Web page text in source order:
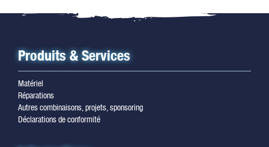
Produits & Services
Matériel
Réparations
Autres combinaisons, projets, sponsoring
Déclarations de conformité